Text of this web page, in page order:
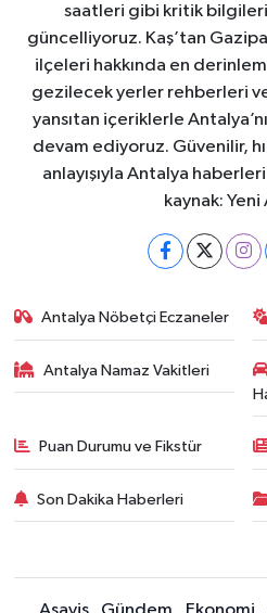
saatleri gibi kritik
güncelliyoruz. Kaş’tan
ilçeleri hakkında en
gezilecek yerler rehberleri
yansıtan içeriklerle
devam ediyoruz. Güvenilir,
anlayışıyla Antalya
kaynak: Yeni
Antalya Nöbetçi Eczaneler
Antalya Namaz Vakitleri
Puan Durumu ve Fikstür
Son Dakika Haberleri